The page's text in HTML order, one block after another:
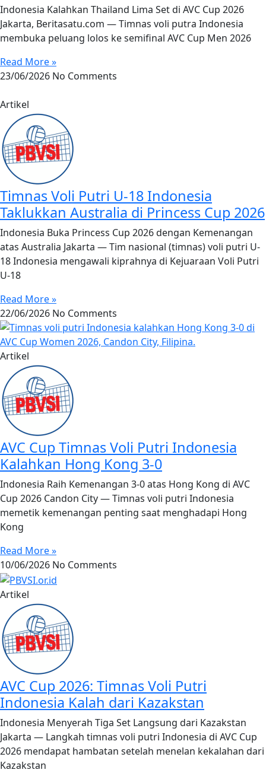
Indonesia Kalahkan Thailand Lima Set di AVC Cup 2026
Jakarta, Beritasatu.com — Timnas voli putra Indonesia
membuka peluang lolos ke semifinal AVC Cup Men 2026
Read More »
23/06/2026 No Comments
Artikel
Timnas Voli Putri U-18 Indonesia
Taklukkan Australia di Princess Cup 2026
Indonesia Buka Princess Cup 2026 dengan Kemenangan
atas Australia Jakarta — Tim nasional (timnas) voli putri U-
18 Indonesia mengawali kiprahnya di Kejuaraan Voli Putri
U-18
Read More »
22/06/2026 No Comments
Artikel
AVC Cup Timnas Voli Putri Indonesia
Kalahkan Hong Kong 3-0
Indonesia Raih Kemenangan 3-0 atas Hong Kong di AVC
Cup 2026 Candon City — Timnas voli putri Indonesia
memetik kemenangan penting saat menghadapi Hong
Kong
Read More »
10/06/2026 No Comments
Artikel
AVC Cup 2026: Timnas Voli Putri
Indonesia Kalah dari Kazakstan
Indonesia Menyerah Tiga Set Langsung dari Kazakstan
Jakarta — Langkah timnas voli putri Indonesia di AVC Cup
2026 mendapat hambatan setelah menelan kekalahan dari
Kazakstan